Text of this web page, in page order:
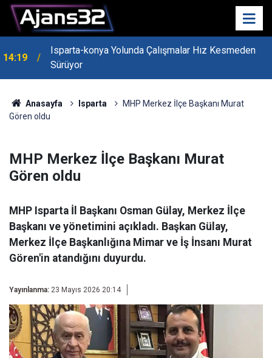
14:19
Isparta-konya Yolunda Çalışmalar Hız Kesmeden
Sürüyor
Anasayfa Isparta
MHP Merkez İlçe Başkanı Murat
Gören oldu
MHP Merkez İlçe Başkanı Murat
Gören oldu
MHP Isparta İl Başkanı Osman Gülay, Merkez İlçe
Başkanı ve yönetimini açıkladı. Başkan Gülay,
Merkez İlçe Başkanlığına Mimar ve İş İnsanı Murat
Gören'in atandığını duyurdu.
Yayınlanma: 23 Mayıs 2026 20:14